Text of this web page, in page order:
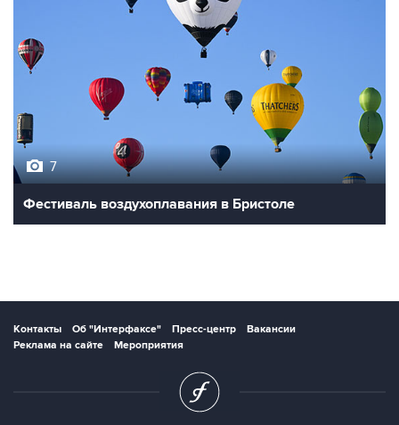
7
Фестиваль воздухоплавания в Бристоле
Контакты Об "Интерфаксе" Пресс-центр
Вакансии
Реклама на сайте
Мероприятия